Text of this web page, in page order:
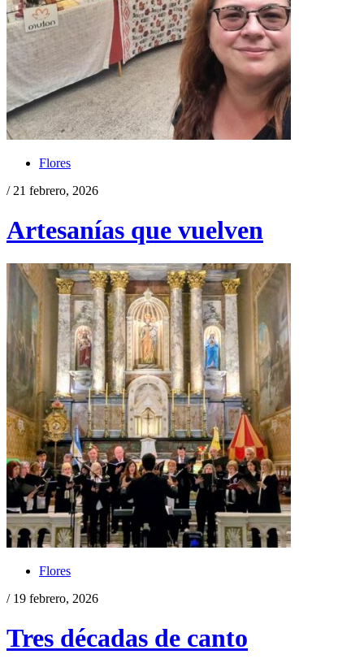
Flores
/ 21 febrero, 2026
Artesanías que vuelven
Flores
/ 19 febrero, 2026
Tres décadas de canto